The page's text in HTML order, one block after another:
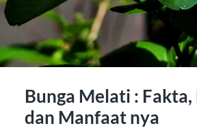
Bunga Melati :
dan Manfaat nya